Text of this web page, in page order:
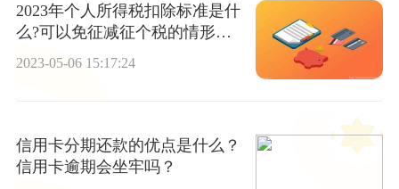
2023年个人所得税扣除标准是什
么?可以免征减征个税的情形有
2023-05-06 15:17:24
信用卡分期还款的优点是什么？
信用卡逾期会坐牢吗？